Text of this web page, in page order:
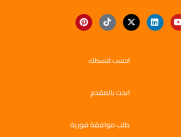
احسب قسطك
ابحث بالمقدم
طلب موافقة فورية